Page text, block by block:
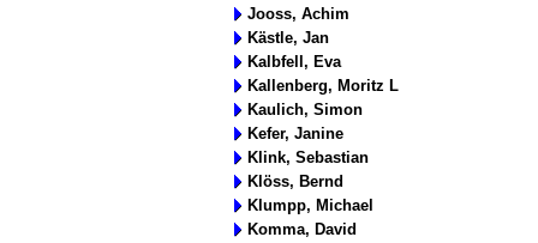
Jooss, Achim
Kästle, Jan
Kalbfell, Eva
Kallenberg, Moritz L
Kaulich, Simon
Kefer, Janine
Klink, Sebastian
Klöss, Bernd
Klumpp, Michael
Komma, David